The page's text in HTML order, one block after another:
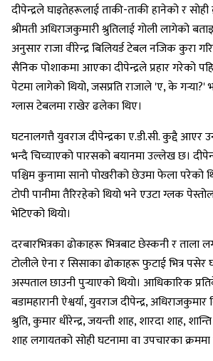
दीपेन्द्रले घाइतेहरूलाई ताकी-ताकी हानेको र
श्रीमती अधिराजकुमारी श्रुतिलाई गोली लागेको
अनुसार राजा वीरेन्द्र बिलियर्ड टेबल नजिक कुरा
सैनिक पोशाकमा आएका दीपेन्द्रले प्रहार गरेको
पेटमा लागेको थियो, जसप्रति राजाले 'ए, के गर्‍या?'
ग्लास टेबलमा राखेर ढलेका थिए।
घटनालगत्तै युवराज दीपेन्द्रका ए.डी.सी. कुद्दै
भन्दै चिच्याएको पारसको बयानमा उल्लेख छ।
पश्चिम कुनामा सानो पोखरीको छेउमा फेला परेको
टोपी पानीमा तैरिरहेको थियो भने एउटा ग्लक
भेटिएको थियो।
दरबारभित्रका ढोकाहरू भित्रबाट छेस्कनी र ताला
टोलीले ऐना र सिसाका ढोकाहरू फुटाई भित्र पसेर
अस्पताल छाउनी पुर्‍याएको थियो। आधिकारिक
बडामहारानी ऐश्वर्या, युवराज दीपेन्द्र,
श्रुति, कुमार धीरेन्द्र, जयन्ती शाह, शारदा शाह,
शाह लगायतको सोही घटनामा वा उपचारका